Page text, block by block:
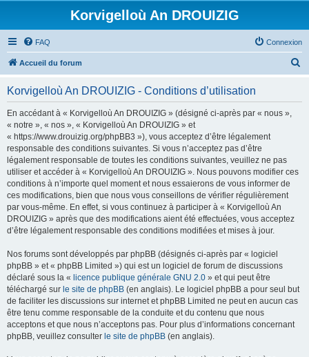
Korvigelloù An DROUIZIG
FAQ Connexion
Accueil du forum
Korvigelloù An DROUIZIG - Conditions d’utilisation
En accédant à « Korvigelloù An DROUIZIG » (désigné ci-après par « nous »,
« notre », « nos », « Korvigelloù An DROUIZIG » et
« https://www.drouizig.org/phpBB3 »), vous acceptez d’être légalement
responsable des conditions suivantes. Si vous n’acceptez pas d’être
légalement responsable de toutes les conditions suivantes, veuillez ne pas
utiliser et accéder à « Korvigelloù An DROUIZIG ». Nous pouvons modifier ces
conditions à n’importe quel moment et nous essaierons de vous informer de
ces modifications, bien que nous vous conseillons de vérifier régulièrement
par vous-même. En effet, si vous continuez à participer à « Korvigelloù An
DROUIZIG » après que des modifications aient été effectuées, vous acceptez
d’être légalement responsable des conditions modifiées et mises à jour.
Nos forums sont développés par phpBB (désignés ci-après par « logiciel
phpBB » et « phpBB Limited ») qui est un logiciel de forum de discussions
déclaré sous la « licence publique générale GNU 2.0 » et qui peut être
téléchargé sur le site de phpBB (en anglais). Le logiciel phpBB a pour seul but
de faciliter les discussions sur internet et phpBB Limited ne peut en aucun cas
être tenu comme responsable de la conduite et du contenu que nous
acceptons et que nous n’acceptons pas. Pour plus d’informations concernant
phpBB, veuillez consulter le site de phpBB (en anglais).